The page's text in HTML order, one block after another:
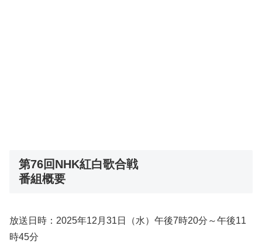
第76回NHK紅白歌合戦
番組概要
放送日時：2025年12月31日（水）午後7時20分～午後11
時45分